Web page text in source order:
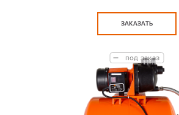
ЗАКАЗАТЬ
под заказ